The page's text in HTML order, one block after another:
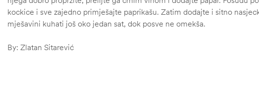
kockice i sve zajedno primješajte paprikašu. Zatim dodajte i sitno
mješavini kuhati još oko jedan sat, dok posve ne omekša.
By: Zlatan Sitarević